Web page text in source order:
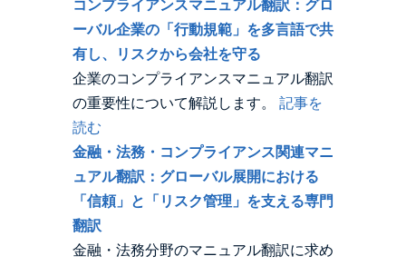
コンプライアンスマニュアル翻訳：グロ
ーバル企業の「行動規範」を多言語で共
有し、リスクから会社を守る
企業のコンプライアンスマニュアル翻訳
の重要性について解説します。 記事を
読む
金融・法務・コンプライアンス関連マニ
ュアル翻訳：グローバル展開における
「信頼」と「リスク管理」を支える専門
翻訳
金融・法務分野のマニュアル翻訳に求め